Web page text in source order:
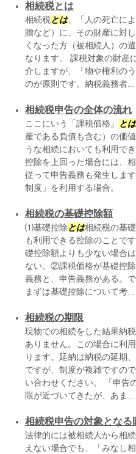
相続税とは
相続税とは、「人の死亡に
贈など）に、その財産に対
くなった方（被相続人）の
なります。 課税対象の財産
介しますが、「物や権利の
のが原則です。納税義務者...
相続税申告の全体の流れ
ここにいう「課税価格」 とは
産である負債も含む）の価
うな相続においても利用で
控除を上回った場合には、
従って申告義務も発生しま
制度」を利用する場合。
相続税の基礎控除額
⑴基礎控除とは相続税の基
も利用できる控除のことで
礎控除額よりも少ない場合
ない。②課税価格が基礎控
義務と、申告義務がある。
まずは基礎控除について考...
相続税の期限
現物での相続をした結果納
ありません。この場合に利
ります。延納は納税の延期
ですが、制度が複雑ですの
い合わせください。 「申告
限が近づいてきたが、あま...
相続税申告の対象となる
法律的には被相続人から相
えない場合でも、「みなし